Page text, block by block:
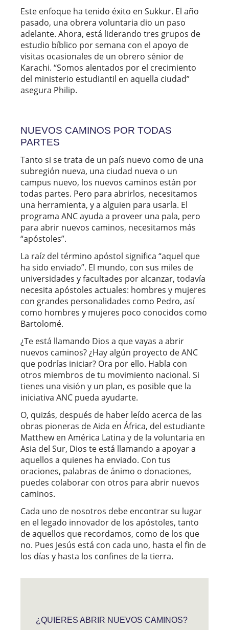
Este enfoque ha tenido éxito en Sukkur. El año
pasado, una obrera voluntaria dio un paso
adelante. Ahora, está liderando tres grupos de
estudio bíblico por semana con el apoyo de
visitas ocasionales de un obrero sénior de
Karachi. “Somos alentados por el crecimiento
del ministerio estudiantil en aquella ciudad”
asegura Philip.
NUEVOS CAMINOS POR TODAS
PARTES
Tanto si se trata de un país nuevo como de una
subregión nueva, una ciudad nueva o un
campus nuevo, los nuevos caminos están por
todas partes. Pero para abrirlos, necesitamos
una herramienta, y a alguien para usarla. El
programa ANC ayuda a proveer una pala, pero
para abrir nuevos caminos, necesitamos más
“apóstoles”.
La raíz del término apóstol significa “aquel que
ha sido enviado”. El mundo, con sus miles de
universidades y facultades por alcanzar, todavía
necesita apóstoles actuales: hombres y mujeres
con grandes personalidades como Pedro, así
como hombres y mujeres poco conocidos como
Bartolomé.
¿Te está llamando Dios a que vayas a abrir
nuevos caminos? ¿Hay algún proyecto de ANC
que podrías iniciar? Ora por ello. Habla con
otros miembros de tu movimiento nacional. Si
tienes una visión y un plan, es posible que la
iniciativa ANC pueda ayudarte.
O, quizás, después de haber leído acerca de las
obras pioneras de Aida en África, del estudiante
Matthew en América Latina y de la voluntaria en
Asia del Sur, Dios te está llamando a apoyar a
aquellos a quienes ha enviado. Con tus
oraciones, palabras de ánimo o donaciones,
puedes colaborar con otros para abrir nuevos
caminos.
Cada uno de nosotros debe encontrar su lugar
en el legado innovador de los apóstoles, tanto
de aquellos que recordamos, como de los que
no. Pues Jesús está con cada uno, hasta el fin de
los días y hasta los confines de la tierra.
¿QUIERES ABRIR NUEVOS CAMINOS?